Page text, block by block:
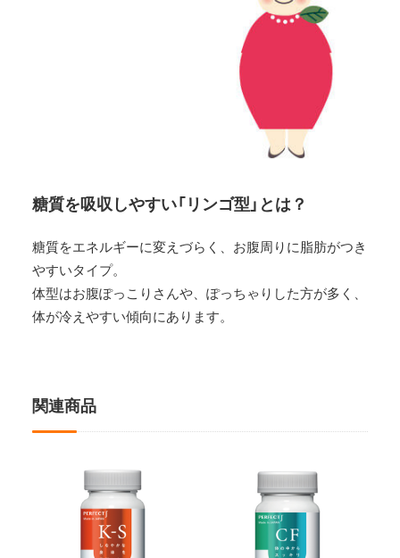
糖質を吸収しやすい「リンゴ型」とは？
糖質をエネルギーに変えづらく、お腹周りに脂肪がつき
やすいタイプ。
体型はお腹ぽっこりさんや、ぽっちゃりした方が多く、
体が冷えやすい傾向にあります。
関連商品